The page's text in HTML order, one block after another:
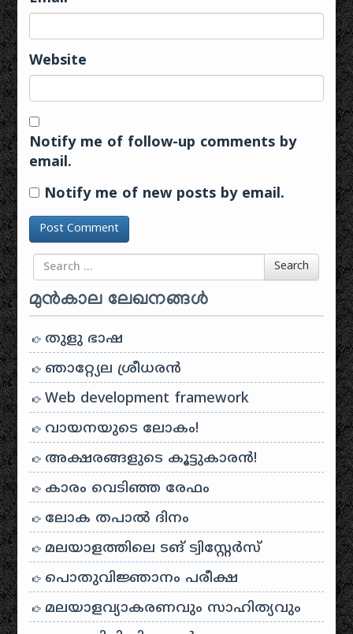
Website
Notify me of follow-up comments by
email.
Notify me of new posts by email.
Search for Search
മുൻകാല ലേഖനങ്ങൾ
തുളു ഭാഷ
ഞാറ്റ്യേല ശ്രീധരൻ
Web development framework
വായനയുടെ ലോകം!
അക്ഷരങ്ങളുടെ കൂട്ടുകാരൻ!
കാരം വെടിഞ്ഞ രേഫം
ലോക തപാൽ ദിനം
മലയാളത്തിലെ ടങ് ട്വിസ്റ്റേർസ്
പൊതുവിജ്ഞാനം പരീക്ഷ
മലയാളവ്യാകരണവും സാഹിത്യവും